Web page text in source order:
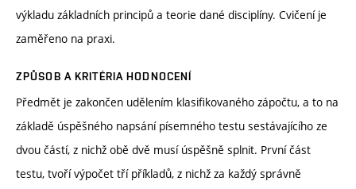
výkladu základních principů a teorie dané disciplíny. Cvičení je
zaměřeno na praxi.
ZPŮSOB A KRITÉRIA HODNOCENÍ
Předmět je zakončen udělením klasifikovaného zápočtu, a to na
základě úspěšného napsání písemného testu sestávajícího ze
dvou částí, z nichž obě dvě musí úspěšně splnit. První část
testu, tvoří výpočet tří příkladů, z nichž za každý správně